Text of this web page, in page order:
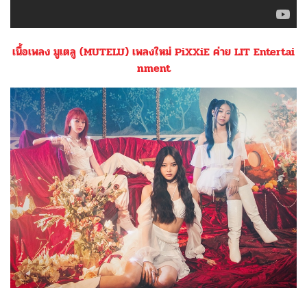
เนื้อเพลง มูเตลู (MUTELU) เพลงใหม่ PiXXiE ค่าย LIT Entertai
nment